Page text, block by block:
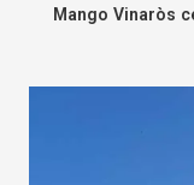
Mango Vinaròs